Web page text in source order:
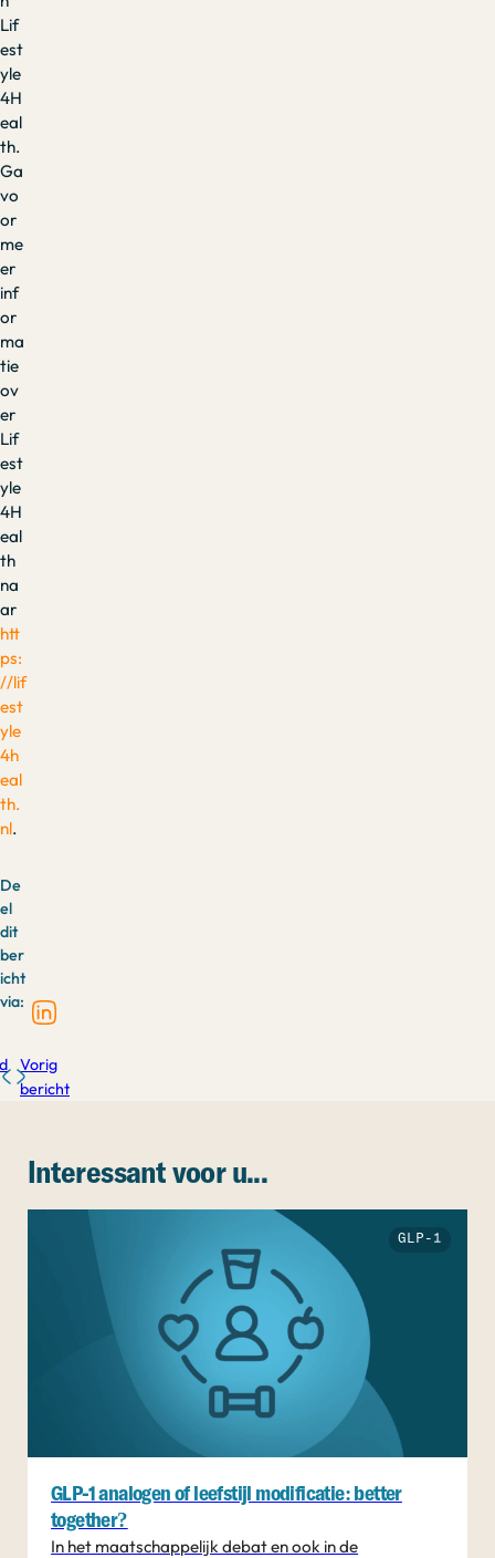
Lif
est
yle
4H
eal
th.
Ga
vo
or
me
er
inf
or
ma
tie
ov
er
Lif
est
yle
4H
eal
th
na
ar
htt
ps:
//lif
est
yle
4h
eal
th.
nl.
De
el
dit
ber
icht
via:
Vorig
bericht
Interessant voor u...
GLP-1
GLP-1 analogen of leefstijl modificatie: better
together?
In het maatschappelijk debat en ook in de